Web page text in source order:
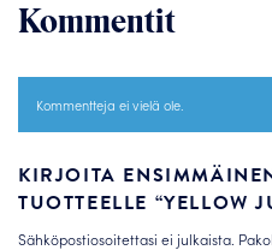
Kommentit
Kommentteja ei vielä ole.
KIRJOITA
TUOTTEELLE “YELLOW
Sähköpostiosoitettasi ei julkaista.